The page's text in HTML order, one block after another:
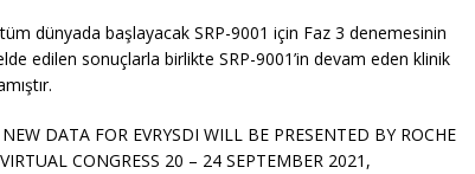
dünyada başlayacak SRP-9001 için Faz 3 denemesinin
edilen sonuçlarla birlikte SRP-9001’in devam eden klinik
DATA FOR EVRYSDI WILL BE PRESENTED BY ROCHE
CONGRESS 20 – 24 SEPTEMBER 2021,